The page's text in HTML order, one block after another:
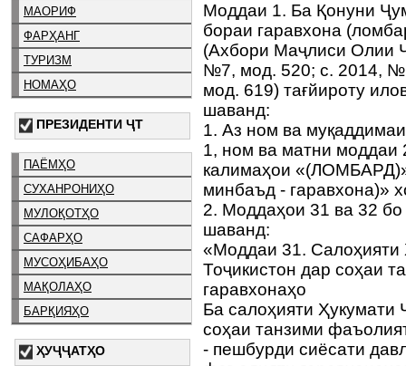
МАОРИФ
ФАРҲАНГ
ТУРИЗМ
НОМАҲО
ПРЕЗИДЕНТИ ҶТ
ПАЁМҲО
СУХАНРОНИҲО
МУЛОҚОТҲО
САФАРҲО
МУСОҲИБАҲО
МАҚОЛАҲО
БАРҚИЯҲО
ҲУҶҶАТҲО
Моддаи 1. Ба Қонуни
бораи гаравхона
(Ахбори Маҷлиси Олии
№7, мод. 520; с. 2014,
мод. 619) тағйироту
шаванд:
1. Аз ном ва
1, ном ва матни моддаи
калимаҳои
минбаъд - гаравхона)»
2. Моддаҳои 31 ва 32
шаванд:
«Моддаи 31. Салоҳияти
Тоҷикистон дар соҳаи
гаравхонаҳо
Ба салоҳияти Ҳукумати
соҳаи танзими
- пешбурди сиёсати